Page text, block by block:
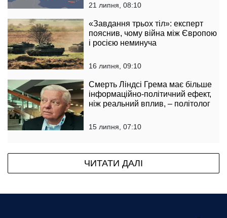
21 липня, 08:10
«Завдання трьох тіл»: експерт
пояснив, чому війна між Європою
і росією неминуча
16 липня, 09:10
Смерть Ліндсі Грема має більше
інформаційно-політичний ефект,
ніж реальний вплив, – політолог
15 липня, 07:10
ЧИТАТИ ДАЛІ